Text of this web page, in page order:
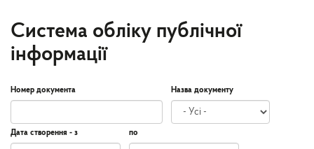
Система обліку публічної
інформації
Номер документа Назва документу
Дата створення - з по